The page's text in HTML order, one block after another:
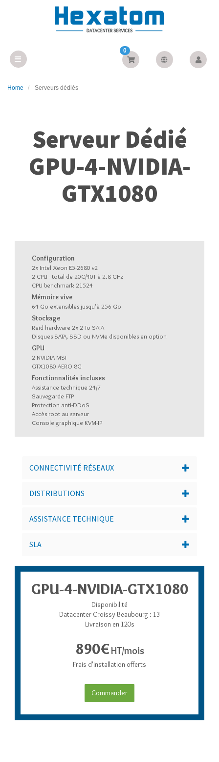
0
Home Serveurs dédiés
Serveur Dédié
GPU-4-NVIDIA-
GTX1080
Configuration
2x Intel Xeon E5-2680 v2
2 CPU - total de 20C/40T à 2.8 GHz
CPU benchmark 21524
Mémoire vive
64 Go extensibles jusqu'à 256 Go
Stockage
Raid hardware 2x 2 To SATA
Disques SATA, SSD ou NVMe disponibles en option
GPU
2 NVIDIA MSI
GTX1080 AERO 8G
Fonctionnalités incluses
Assistance technique 24/7
Sauvegarde FTP
Protection anti-DDoS
Accès root au serveur
Console graphique KVM-IP
CONNECTIVITÉ RÉSEAUX
DISTRIBUTIONS
ASSISTANCE TECHNIQUE
SLA
GPU-4-NVIDIA-GTX1080
Disponibilité
Datacenter Croissy-Beaubourg : 13
Livraison en 120s
890€HT/mois
Frais d'installation offerts
Commander